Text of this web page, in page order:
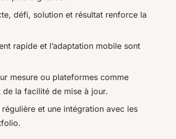
défi, solution et résultat renforce la
rapide et l’adaptation mobile sont
mesure ou plateformes comme
la facilité de mise à jour.
et une intégration avec les